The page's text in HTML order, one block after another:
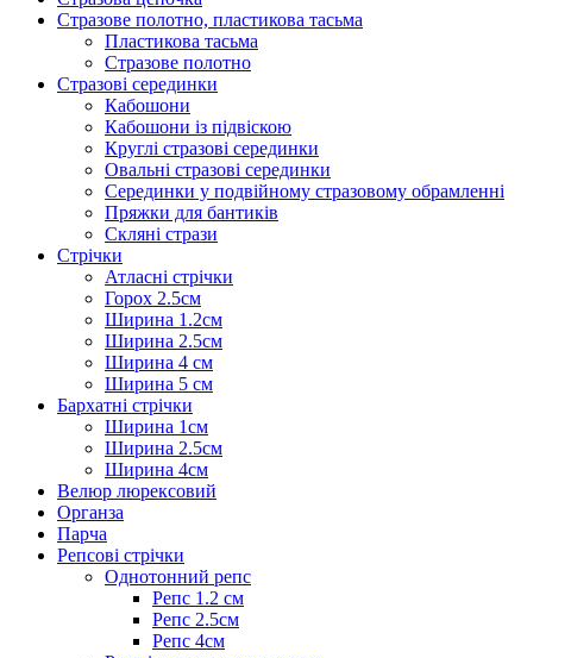
Стразове полотно, пластикова тасьма
Пластикова тасьма
Стразове полотно
Стразові серединки
Кабошони
Кабошони із підвіскою
Круглі стразові серединки
Овальні стразові серединки
Серединки у подвійному стразовому обрамленні
Пряжки для бантиків
Скляні стрази
Стрічки
Атласні стрічки
Горох 2.5см
Ширина 1.2см
Ширина 2.5см
Ширина 4 см
Ширина 5 см
Бархатні стрічки
Ширина 1см
Ширина 2.5см
Ширина 4см
Велюр люрексовий
Органза
Парча
Репсові стрічки
Однотонний репс
Репс 1.2 см
Репс 2.5см
Репс 4см